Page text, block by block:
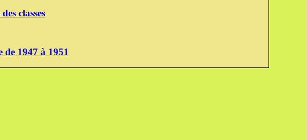
classes
de 1947 à 1951